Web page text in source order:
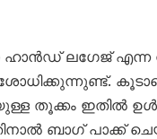
ഹാൻഡ് ലഗേജ് എന്ന
തൂക്കം ഇതിൽ
ബാഗ് പാക്ക്